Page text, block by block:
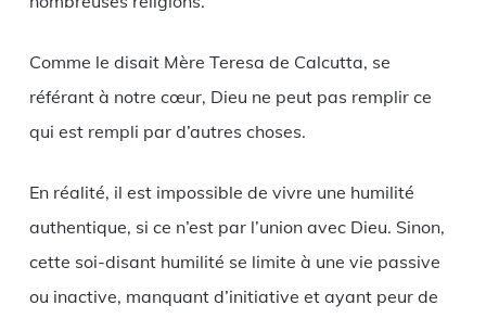
Comme le disait Mère Teresa de Calcutta, se
référant à notre cœur, Dieu ne peut pas remplir ce
qui est rempli par d’autres choses.
En réalité, il est impossible de vivre une humilité
authentique, si ce n’est par l’union avec Dieu. Sinon,
cette soi-disant humilité se limite à une vie passive
ou inactive, manquant d’initiative et ayant peur de